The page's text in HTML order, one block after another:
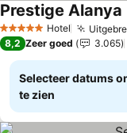
5 Sterren Hotel
Prestige Alanya
8,2 Zeer goed 3.065
Selecteer datums
te zien